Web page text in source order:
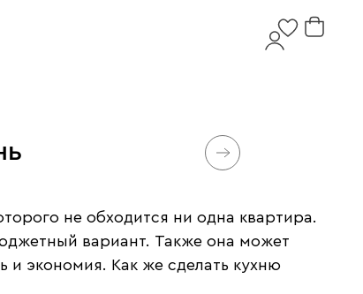
не обходится ни одна квартира.
вариант. Также она может
и экономия. Как же сделать кухню